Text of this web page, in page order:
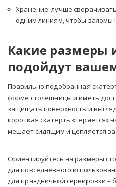
Хранение: лучше
одним линиям, чтобы заломы
Какие размеры
подойдут
Правильно подобранная
форме столешницы и иметь
защищать поверхность и
короткая скатерть «теряется»
мешает сидящим и цепляется за
Ориентируйтесь на размеры
для повседневного
для праздничной сервировки –